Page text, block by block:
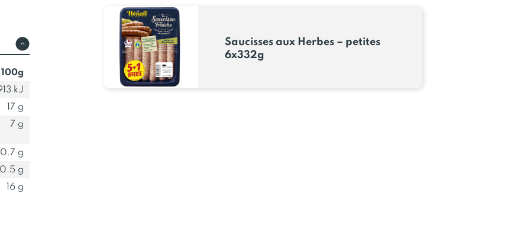
kJ
17 g
7 g
0.7 g
g
16 g
de la viande choisie avec soin. La recette contient les filets
mignons et même les jambons, la garantie d’un moelleux
savoureux. Peu d’ingrédients, pour un goût unique.
Et belles en plus.
Si la qualité se juge au premier coup d’œil,
vous serez comblés par les saucisses fraîches aux herbes
Hénaff. Généreuses, elles sont d’un abord goûteux ! Laissez-
Saucisses aux Herbes – petites
6x332g